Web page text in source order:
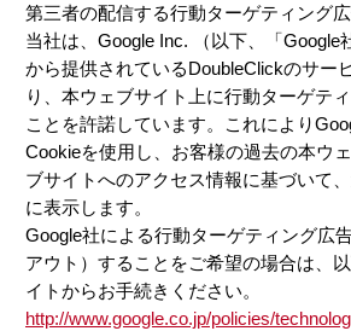
第三者の配信する行動ターゲティング
当社は、Google Inc. （以下、「Google
から提供されているDoubleClickのサー
り、本ウェブサイト上に行動ターゲテ
ことを許諾しています。これにより
Cookieを使用し、お客様の過去の本ウ
ブサイトへのアクセス情報に基づいて
に表示します。
Google社による行動ターゲティング広
アウト）することをご希望の場合は、
イトからお手続きください。
http://www.google.co.jp/policies/